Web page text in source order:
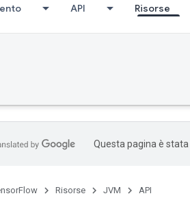
API Risorse
Questa pagina è
Risorse JVM API